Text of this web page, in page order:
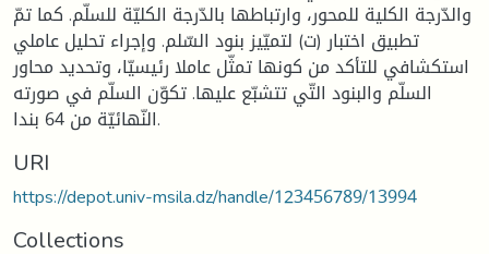
والدّرجة الكلية للمحور، وارتباطها بالدّرجة الكليّة للسلّم. كما تمّ
تطبيق اختبار (ت) لتميّيز بنود السّلم. وإجراء تحليل عاملي
استكشافي للتأكد من كونها تمثّل عاملا رئيسيّا، وتحديد محاور
السلّم والبنود التّي تتشبّع عليها. تكوّن السلّم في صورته
النّهائيّة من 64 بندا.
URI
https://depot.univ-msila.dz/handle/123456789/13994
Collections